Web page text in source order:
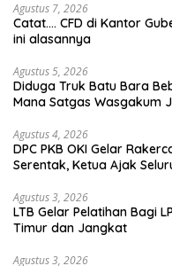
Agustus 7, 2026
Catat…. CFD di Kantor
ini alasannya
Agustus 5, 2026
Diduga Truk Batu Bara
Mana Satgas Wasgakum
Agustus 4, 2026
DPC PKB OKI Gelar
Serentak, Ketua Ajak
Agustus 3, 2026
LTB Gelar Pelatihan Bagi
Timur dan Jangkat
Agustus 3, 2026